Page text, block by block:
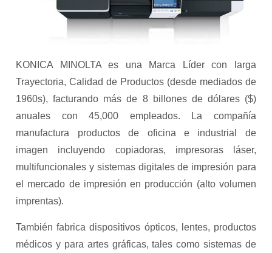
KONICA MINOLTA es una Marca Líder con larga
Trayectoria, Calidad de Productos (desde mediados de
1960s), facturando más de 8 billones de dólares ($)
anuales con 45,000 empleados. La compañía
manufactura productos de oficina e industrial de
imagen incluyendo copiadoras, impresoras láser,
multifuncionales y sistemas digitales de impresión para
el mercado de impresión en producción (alto volumen
imprentas).
También fabrica dispositivos ópticos, lentes, productos
médicos y para artes gráficas, tales como sistemas de